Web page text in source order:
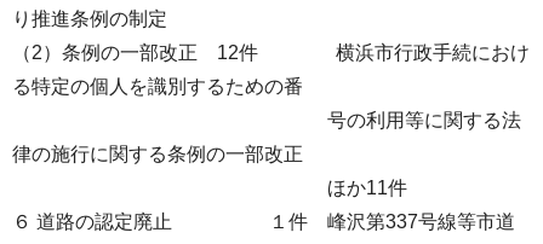
り推進条例の制定
（2）条例の一部改正 12件 横浜市行政手続におけ
る特定の個人を識別するための番
号の利用等に関する法
律の施行に関する条例の一部改正
ほか11件
６ 道路の認定廃止 １件 峰沢第337号線等市道